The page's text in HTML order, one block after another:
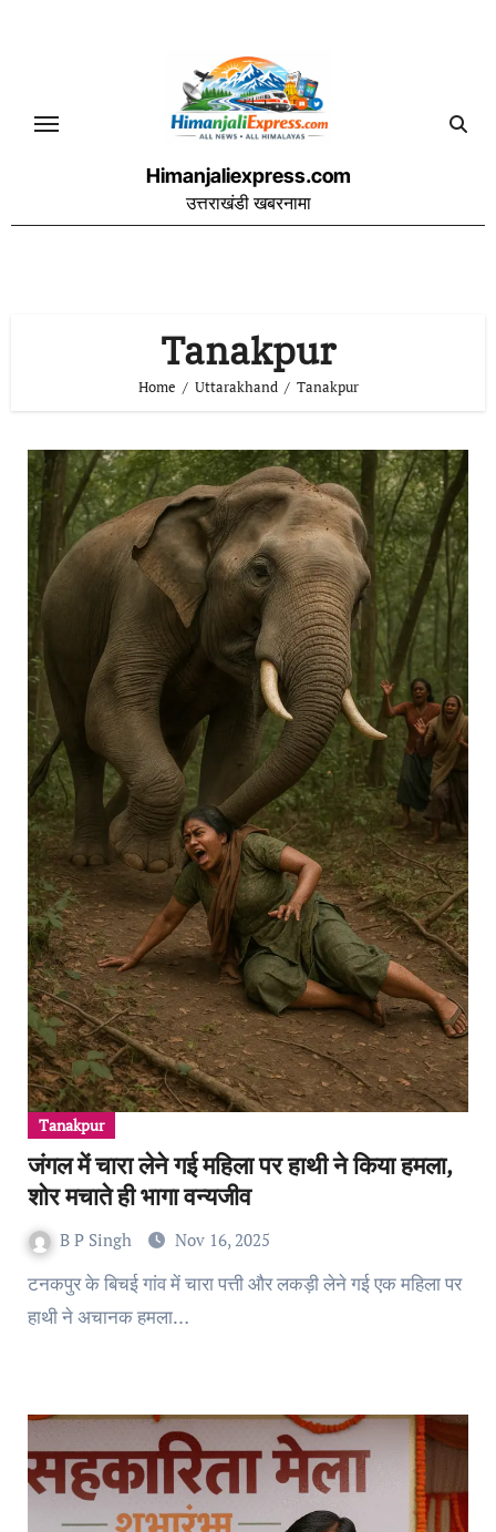
Himanjaliexpress.com
उत्तराखंडी खबरनामा
Tanakpur
Home Uttarakhand Tanakpur
Tanakpur
जंगल में चारा लेने गई महिला पर हाथी ने किया हमला,
शोर मचाते ही भागा वन्यजीव
B P Singh Nov 16, 2025
टनकपुर के बिचई गांव में चारा पत्ती और लकड़ी लेने गई एक महिला पर
हाथी ने अचानक हमला…